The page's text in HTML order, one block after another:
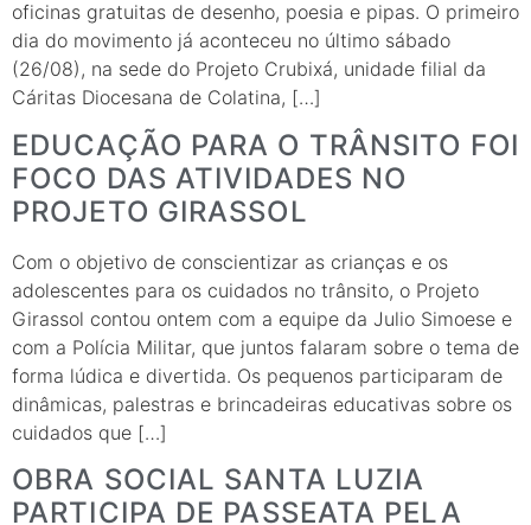
oficinas gratuitas de desenho, poesia e pipas. O primeiro
dia do movimento já aconteceu no último sábado
(26/08), na sede do Projeto Crubixá, unidade filial da
Cáritas Diocesana de Colatina, […]
EDUCAÇÃO PARA O TRÂNSITO FOI
FOCO DAS ATIVIDADES NO
PROJETO GIRASSOL
Com o objetivo de conscientizar as crianças e os
adolescentes para os cuidados no trânsito, o Projeto
Girassol contou ontem com a equipe da Julio Simoese e
com a Polícia Militar, que juntos falaram sobre o tema de
forma lúdica e divertida. Os pequenos participaram de
dinâmicas, palestras e brincadeiras educativas sobre os
cuidados que […]
OBRA SOCIAL SANTA LUZIA
PARTICIPA DE PASSEATA PELA